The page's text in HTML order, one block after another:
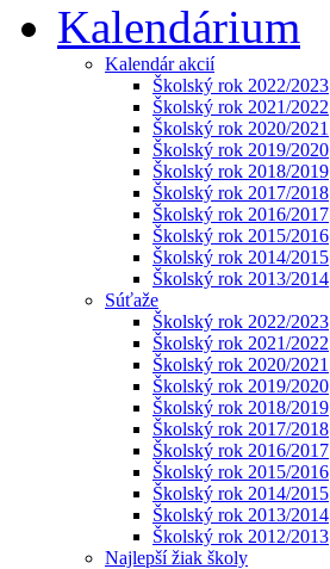
Kalendárium
Kalendár akcií
Školský rok 2022/2023
Školský rok 2021/2022
Školský rok 2020/2021
Školský rok 2019/2020
Školský rok 2018/2019
Školský rok 2017/2018
Školský rok 2016/2017
Školský rok 2015/2016
Školský rok 2014/2015
Školský rok 2013/2014
Súťaže
Školský rok 2022/2023
Školský rok 2021/2022
Školský rok 2020/2021
Školský rok 2019/2020
Školský rok 2018/2019
Školský rok 2017/2018
Školský rok 2016/2017
Školský rok 2015/2016
Školský rok 2014/2015
Školský rok 2013/2014
Školský rok 2012/2013
Najlepší žiak školy